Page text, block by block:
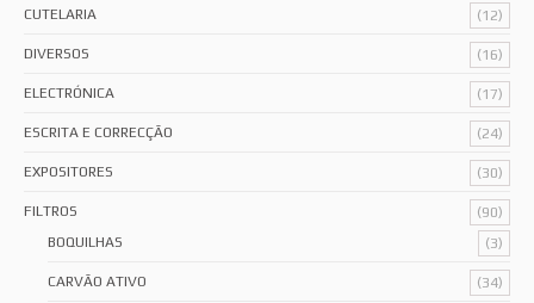
CUTELARIA (12)
DIVERSOS (16)
ELECTRÓNICA (17)
ESCRITA E CORRECÇÃO (24)
EXPOSITORES (30)
FILTROS
(90)
BOQUILHAS
(3)
CARVÃO ATIVO (34)